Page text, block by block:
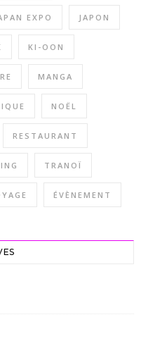
EXPO JAPON
KI-OON
MANGA
NOËL
RESTAURANT
TRANOÏ
ÉVÈNEMENT